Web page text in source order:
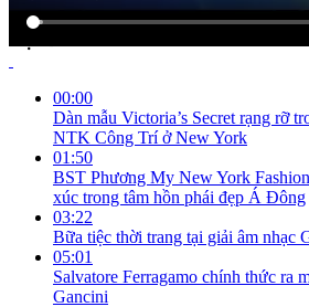
00:00
Dàn mẫu Victoria’s Secret rạng rỡ
NTK Công Trí ở New York
01:50
BST Phương My New York
xúc trong tâm hồn phái đẹp Á Đông
03:22
Bữa tiệc thời trang tại giải âm nhạc
05:01
Salvatore Ferragamo chính thức ra
Gancini